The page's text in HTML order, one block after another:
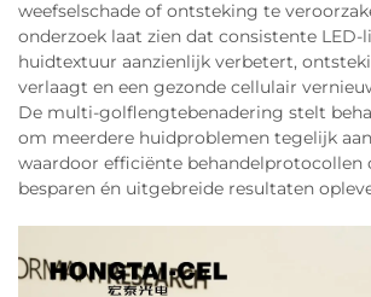
weefselschade of ontsteking te
onderzoek laat zien dat consistente
huidtextuur aanzienlijk verbetert,
verlaagt en een gezonde cellulair
De multi-golflengtebenadering stelt
om meerdere huidproblemen tegelijk
waardoor efficiënte behandelprotocollen
besparen én uitgebreide resultaten